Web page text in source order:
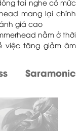
tai nghe có mức
mang lại chính
giá cao
nằm ở thời
việc tăng giảm âm
Saramonic